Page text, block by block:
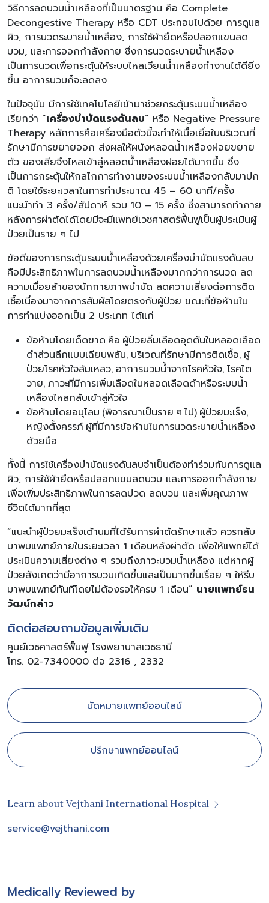
วิธีการลดบวมน้ำเหลืองที่เป็นมาตรฐาน คือ Complete
Decongestive Therapy หรือ CDT ประกอบไปด้วย การดูแล
ผิว, การนวดระบายน้ำเหลือง, การใช้ผ้ายืดหรือปลอกแขนลด
บวม, และการออกกำลังกาย ซึ่งการนวดระบายน้ำเหลือง
เป็นการนวดเพื่อกระตุ้นให้ระบบไหลเวียนน้ำเหลืองทำงานได้ดียิ่ง
ขึ้น อาการบวมก็จะลดลง
ในปัจจุบัน มีการใช้เทคโนโลยีเข้ามาช่วยกระตุ้นระบบน้ำเหลือง
เรียกว่า “เครื่องบำบัดแรงดันลบ” หรือ Negative Pressure
Therapy หลักการคือเครื่องมือตัวนี้จะทำให้เนื้อเยื่อในบริเวณที่
รักษามีการขยายออก ส่งผลให้ผนังหลอดน้ำเหลืองฝอยขยาย
ตัว ของเสียจึงไหลเข้าสู่หลอดน้ำเหลืองฝอยได้มากขึ้น ซึ่ง
เป็นการกระตุ้นให้กลไกการทำงานของระบบน้ำเหลืองกลับมาปก
ติ โดยใช้ระยะเวลาในการทำประมาณ 45 – 60 นาที/ครั้ง
แนะนำทำ 3 ครั้ง/สัปดาห์ รวม 10 – 15 ครั้ง ซึ่งสามารถทำภาย
หลังการผ่าตัดได้โดยมีจะมีแพทย์เวชศาสตร์ฟื้นฟูเป็นผู้ประเมินผู้
ป่วยเป็นราย ๆ ไป
ข้อดีของการกระตุ้นระบบน้ำเหลืองด้วยเครื่องบำบัดแรงดันลบ
คือมีประสิทธิภาพในการลดบวมน้ำเหลืองมากกว่าการนวด ลด
ความเมื่อยล้าของนักกายภาพบำบัด ลดความเสี่ยงต่อการติด
เชื้อเนื่องมาจากการสัมผัสโดยตรงกับผู้ป่วย ขณะที่ข้อห้ามใน
การทำแบ่งออกเป็น 2 ประเภท ได้แก่
ข้อห้ามโดยเด็ดขาด คือ ผู้ป่วยลิ่มเลือดอุดตันในหลอดเลือด
ดำส่วนลึกแบบเฉียบพลัน, บริเวณที่รักษามีการติดเชื้อ, ผู้
ป่วยโรคหัวใจล้มเหลว, อาการบวมน้ำจากโรคหัวใจ, โรคไต
วาย, ภาวะที่มีการเพิ่มเลือดในหลอดเลือดดำหรือระบบน้ำ
เหลืองไหลกลับเข้าสู่หัวใจ
ข้อห้ามโดยอนุโลม (พิจารณาเป็นราย ๆ ไป) ผู้ป่วยมะเร็ง,
หญิงตั้งครรภ์ ผู้ที่มีการข้อห้ามในการนวดระบายน้ำเหลือง
ด้วยมือ
ทั้งนี้ การใช้เครื่องบำบัดแรงดันลบจำเป็นต้องทำร่วมกับการดูแล
ผิว, การใช้ผ้ายืดหรือปลอกแขนลดบวม และการออกกำลังกาย
เพื่อเพิ่มประสิทธิภาพในการลดปวด ลดบวม และเพิ่มคุณภาพ
ชีวิตได้มากที่สุด
“แนะนำผู้ป่วยมะเร็งเต้านมที่ได้รับการผ่าตัดรักษาแล้ว ควรกลับ
มาพบแพทย์ภายในระยะเวลา 1 เดือนหลังผ่าตัด เพื่อให้แพทย์ได้
ประเมินความเสี่ยงต่าง ๆ รวมถึงภาวะบวมน้ำเหลือง แต่หากผู้
ป่วยสังเกตว่ามีอาการบวมเกิดขึ้นและเป็นมากขึ้นเรื่อย ๆ ให้รีบ
มาพบแพทย์ทันทีโดยไม่ต้องรอให้ครบ 1 เดือน” นายแพทย์ธน
วัฒน์กล่าว
ติดต่อสอบถามข้อมูลเพิ่มเติม
ศูนย์เวชศาสตร์ฟื้นฟู โรงพยาบาลเวชธานี
โทร. 02-7340000 ต่อ 2316 , 2332
นัดหมายแพทย์ออนไลน์
ปรึกษาแพทย์ออนไลน์
Learn about Vejthani International Hospital
service@vejthani.com
Medically Reviewed by